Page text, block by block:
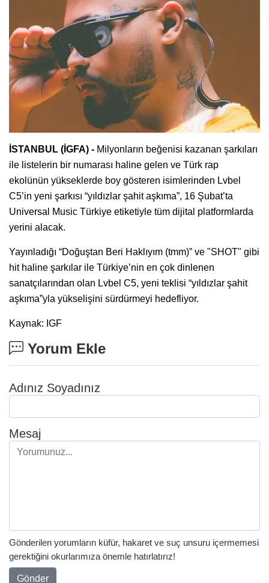
İSTANBUL (İGFA) - Milyonların beğenisi kazanan şarkıları
ile listelerin bir numarası haline gelen ve Türk rap
ekolünün yükseklerde boy gösteren isimlerinden Lvbel
C5’in yeni şarkısı “yıldızlar şahit aşkıma”, 16 Şubat’ta
Universal Music Türkiye etiketiyle tüm dijital platformlarda
yerini alacak.
Yayınladığı “Doğuştan Beri Haklıyım (tmm)” ve "SHOT" gibi
hit haline şarkılar ile Türkiye’nin en çok dinlenen
sanatçılarından olan Lvbel C5, yeni teklisi “yıldızlar şahit
aşkıma”yla yükselişini sürdürmeyi hedefliyor.
Kaynak: IGF
Yorum Ekle
Adınız Soyadınız
Mesaj
Gönderilen yorumların küfür, hakaret ve suç unsuru içermemesi
gerektiğini okurlarımıza önemle hatırlatırız!
Gönder